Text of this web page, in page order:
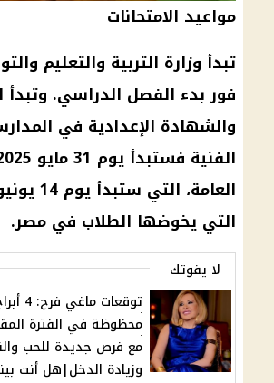
مواعيد الامتحانات
تبدأ وزارة التربية والتعليم
فور بدء الفصل الدراسي. وتبدأ
التي يخوضها الطلاب في مصر.
لا يفوتك
توقعات ماغي
محظوظة في الفترة
مع فرص جديدة للحب
وزيادة الدخل|هل أنت